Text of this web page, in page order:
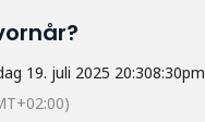
19. juli 2025 20:308:30pm